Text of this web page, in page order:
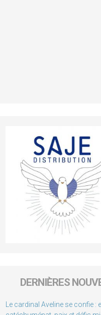
DERNIÈRES
Le cardinal Aveline se confie :